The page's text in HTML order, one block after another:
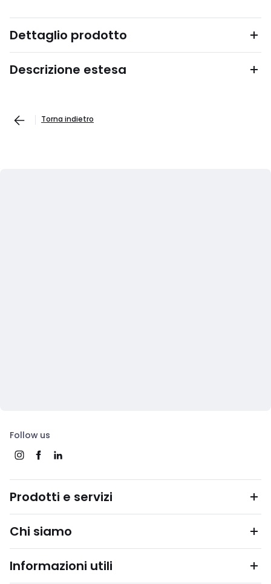
Dettaglio prodotto
Descrizione estesa
Torna indietro
Follow us
Prodotti e servizi
Chi siamo
Informazioni utili